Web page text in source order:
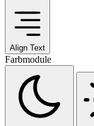
Align Text
Farbmodule